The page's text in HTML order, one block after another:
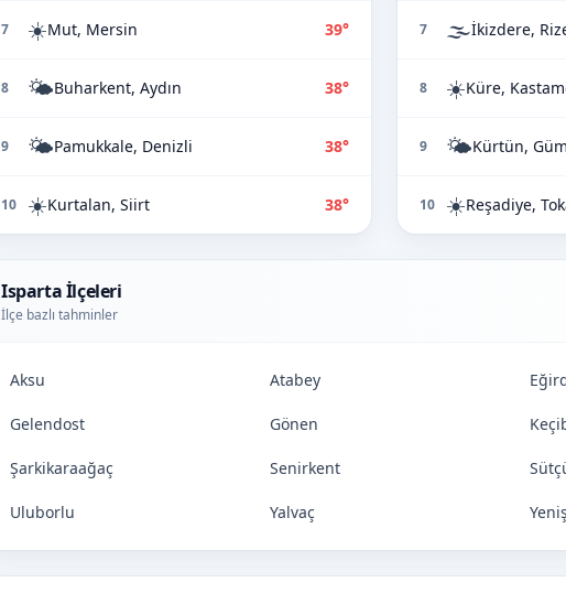
7 ☀️Mut, Mersin 39°
8 🌤️Buharkent, Aydın 38°
9 🌤️Pamukkale, Denizli 38°
10 ☀️Kurtalan, Siirt 38°
7 🌫️İkizdere,
8 ☀️Küre,
9 🌤️Kürtün,
10 ☀️Reşadiye,
Isparta İlçeleri
İlçe bazlı tahminler
Aksu Atabey
Gelendost Gönen
Şarkikaraağaç Senirkent
Uluborlu Yalvaç